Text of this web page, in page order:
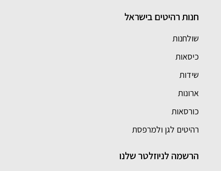
חנות רהיטים בישראל
שולחנות
כיסאות
שידות
ארונות
כורסאות
רהיטים לגן ולמרפסת
הרשמה לניוזלטר שלנו